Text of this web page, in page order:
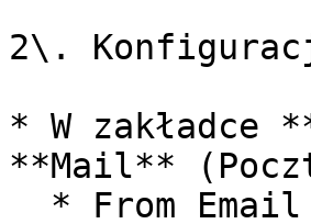
2\.
* W zakładce
**Mail**